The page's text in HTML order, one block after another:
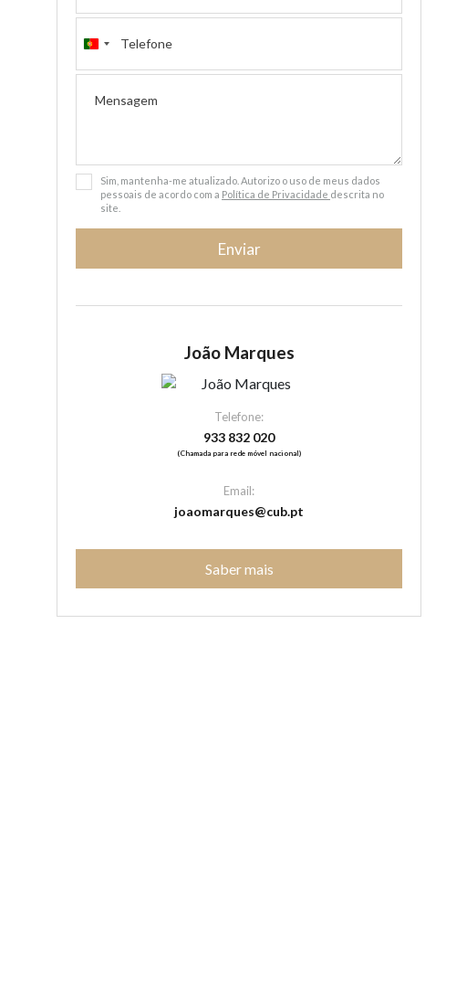
Portugal
+351
Sim, mantenha-me atualizado. Autorizo o uso de meus dados
pessoais de acordo com a Política de Privacidade descrita no
site.
Enviar
João Marques
Telefone:
933 832 020
(Chamada para rede móvel nacional)
Email:
joaomarques@cub.pt
Saber mais